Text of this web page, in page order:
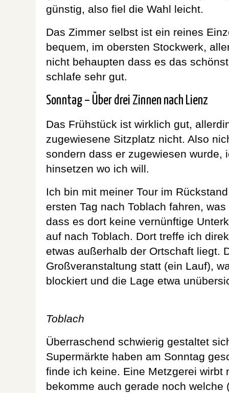
günstig, also fiel die Wahl leicht.
Das Zimmer selbst ist ein reines
bequem, im obersten Stockwerk,
nicht behaupten dass es das
schlafe sehr gut.
Sonntag – Über drei Zinnen nach Lienz
Das Frühstück ist wirklich gut,
zugewiesene Sitzplatz nicht. Also
sondern dass er zugewiesen wurde,
hinsetzen wo ich will.
Ich bin mit meiner Tour im
ersten Tag nach Toblach fahren,
dass es dort keine vernünftige
auf nach Toblach. Dort treffe ich
etwas außerhalb der Ortschaft liegt.
Großveranstaltung statt (ein Lauf),
blockiert und die Lage etwa
Toblach
Überraschend schwierig gestaltet
Supermärkte haben am Sonntag
finde ich keine. Eine Metzgerei wirbt
bekomme auch gerade noch welche